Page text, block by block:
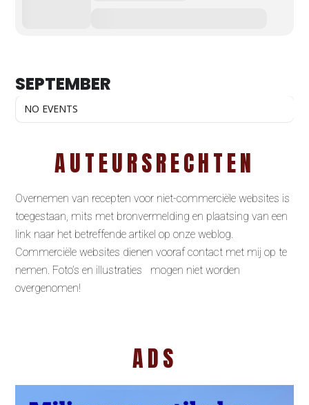
SEPTEMBER
NO EVENTS
AUTEURSRECHTEN
Overnemen van recepten voor niet-commerciële websites is
toegestaan, mits met bronvermelding en plaatsing van een
link naar het betreffende artikel op onze weblog.
Commerciële websites dienen vooraf contact met mij op te
nemen. Foto’s en illustraties mogen niet worden
overgenomen!
ADS